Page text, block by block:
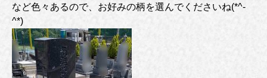
など色々あるので、お好みの柄を選んでくださいね(*^-
^*)